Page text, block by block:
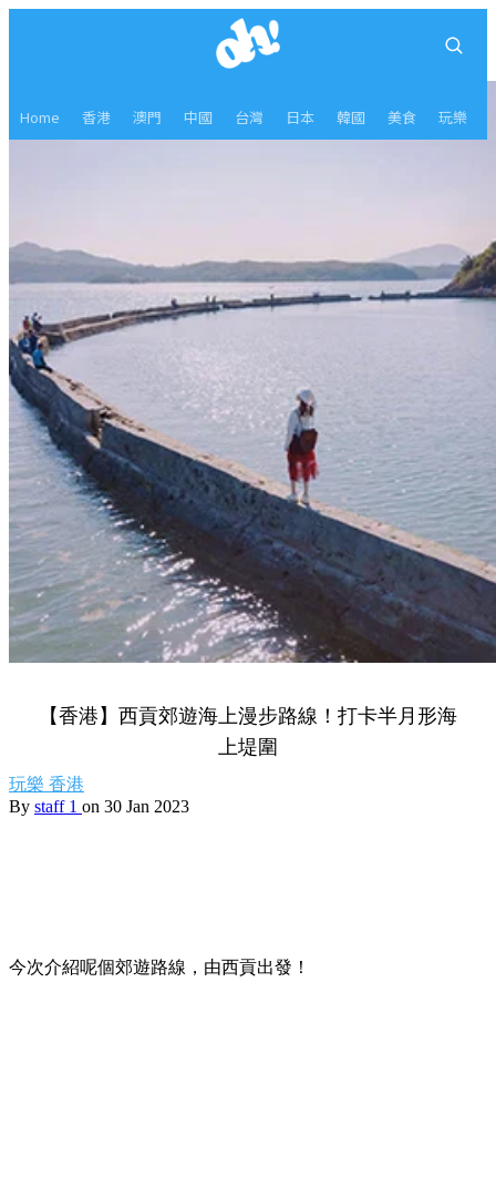
Home 香港 澳門 中國 台灣 日本 韓國 美食 玩樂
【香港】西貢郊遊海上漫步路線！打卡半月形海
上堤圍
玩樂 香港
By staff 1 on 30 Jan 2023
今次介紹呢個郊遊路線，由西貢出發！